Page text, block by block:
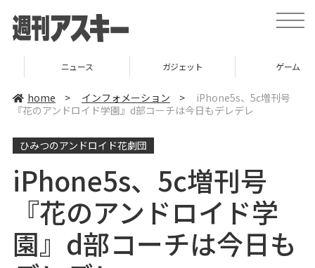
t
o
e
v
ニュース ガジェット
home > インフォメーション >
iPhone5s、5c増刊号
『花のアンドロイド学園』d部コーチは今日もデレデレ
ひみつのアンドロイド花劇団
iPhone5s、5c増刊号
『花のアンドロイド学
園』d部コーチは今日も